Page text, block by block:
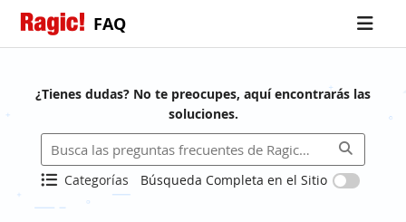
FAQ
¿Tienes dudas? No te preocupes, aquí encontrarás las
soluciones.
Categorías Búsqueda Completa en el Sitio